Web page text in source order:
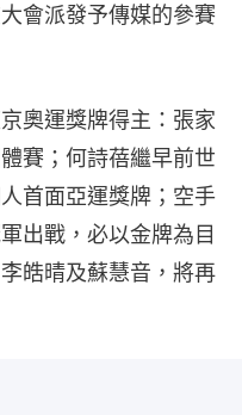
會派發予傳媒的參賽
奧運獎牌得主：張家
賽；何詩蓓繼早前世
首面亞運獎牌；空手
出戰，必以金牌為目
皓晴及蘇慧音，將再